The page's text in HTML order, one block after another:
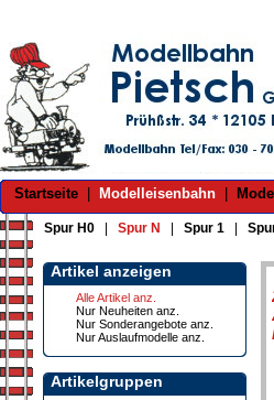
Startseite Modelleisenbahn
Spur H0 Spur N Spur 1
Artikel anzeigen
Alle Artikel anz.
Nur Neuheiten anz.
Nur Sonderangebote anz.
Nur Auslaufmodelle anz.
Artikelgruppen